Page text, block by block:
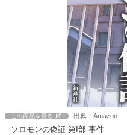
この商品を見る 出典：Amazon
ソロモンの偽証 第I部 事件